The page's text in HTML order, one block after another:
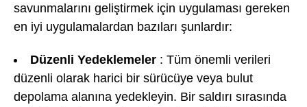
savunmalarını geliştirmek için uygulaması gereken
en iyi uygulamalardan bazıları şunlardır:
Düzenli Yedeklemeler : Tüm önemli verileri
düzenli olarak harici bir sürücüye veya bulut
depolama alanına yedekleyin. Bir saldırı sırasında